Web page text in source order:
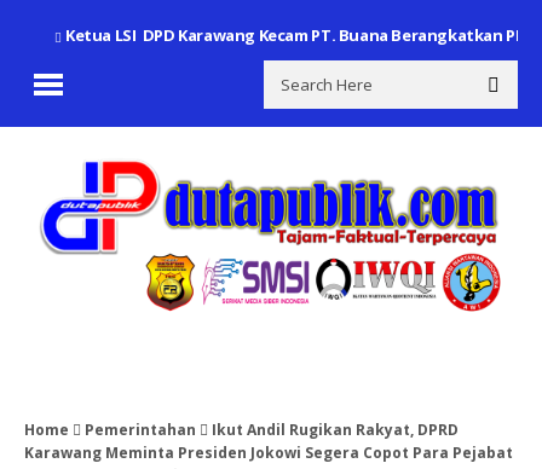
Ketua LSI DPD Karawang Kecam PT. Buana Berangkatkan
Home Pemerintahan
Ikut Andil Rugikan Rakyat, DPRD
Karawang Meminta Presiden Jokowi Segera Copot Para Pejabat